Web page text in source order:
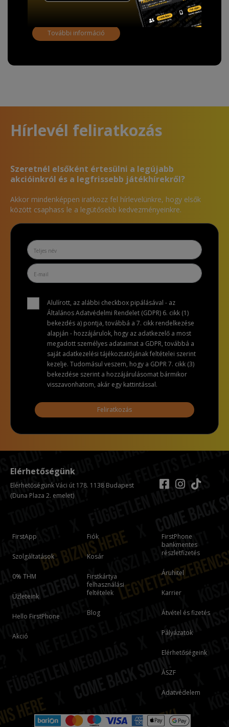
További információ
Hírlevél feliratkozás
Szeretnél elsőként értesülni a legújabb
akcióinkról és a legfrissebb játékhírekről?
Akkor mindenképpen iratkozz fel hírlevelünkre, hogy elsők
között csaphass le a legütősebb kedvezményeinkre.
Alulírott, az alábbi checkbox pipálásával - az
Általános Adatvédelmi Rendelet (GDPR) 6. cikk (1)
bekezdés a) pontja, továbbá a 7. cikk rendelkezése
alapján - hozzájárulok, hogy az adatkezelő a most
megadott személyes adataimat a GDPR, továbbá a
saját adatkezelési tájékoztatójának feltételei szerint
kezelje. Tudomásul veszem, hogy a GDPR 7. cikk (3)
bekezdése szerint a hozzájárulásomat bármikor
visszavonhatom, akár egy kattintással.
Feliratkozás
FirstApp
Szolgáltatások
0% THM
Üzleteink
Hello FirstPhone
Akció
Fiók
Kosár
Firstkártya
felhasználási
feltételek
Blog
FirstPhone
bankmentes
részletfizetés
Áruhitel
Karrier
Átvétel és fizetés
Pályázatok
Elérhetőségeink
ÁSZF
Adatvédelem
Elérhetőségünk
Elérhetőségünk Váci út 178. 1138 Budapest
(Duna Plaza 2. emelet)